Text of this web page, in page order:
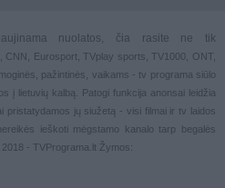
nuolatos, čia rasite ne tik
CNN, Eurosport, TVplay sports , TV1000, ONT,
pažintinės vaikams - tv programa siūlo
į lietuvių kalbą. Patogi funkcija anonsai leidžia
pristatydamos jų siužetą - visi filmai ir tv laidos
ieškoti mėgstamo kanalo tarp begalės
- TVPrograma.lt Žymos: